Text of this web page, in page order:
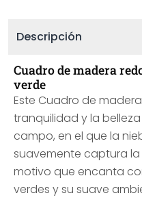
Descripción
Cuadro de madera
verde
Este Cuadro de
tranquilidad y la
campo, en el que la
suavemente captura
motivo que encanta
verdes y su suave